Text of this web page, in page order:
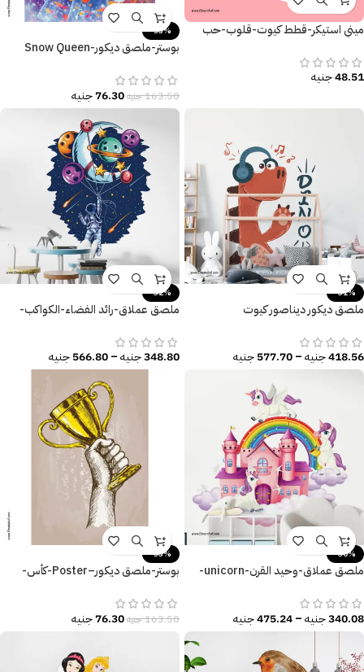
ميني استيكر-قطط كيوت-قلوب-حب
48.51جنيه
-53%
بوستر-ملصق ديكور-Snow Queen
163.50جنيه76.30جنيه
-31%
ملصق ديكور ديناصور كيوت
418.56جنيه–
577.70جنيه
-32%
ملصق عملاق-رائد الفضاء-الكواكب-
348.80جنيه–
566.80جنيه
-30%
ملصق عملاق-وحيد القرن-unicorn-
340.08جنيه–
475.24جنيه
-53%
بوستر-ملصق ديكور–Poster-كأس-
163.50جنيه76.30جنيه